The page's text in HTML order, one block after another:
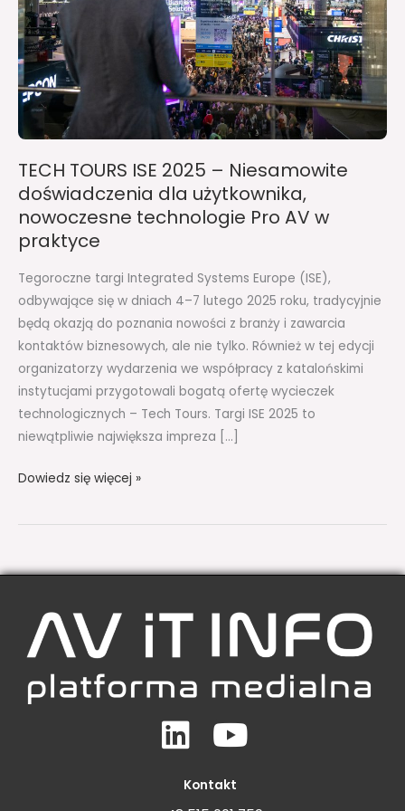
TECH TOURS ISE 2025 – Niesamowite
doświadczenia dla użytkownika,
nowoczesne technologie Pro AV w
praktyce
Tegoroczne targi Integrated Systems Europe (ISE),
odbywające się w dniach 4–7 lutego 2025 roku, tradycyjnie
będą okazją do poznania nowości z branży i zawarcia
kontaktów biznesowych, ale nie tylko. Również w tej edycji
organizatorzy wydarzenia we współpracy z katalońskimi
instytucjami przygotowali bogatą ofertę wycieczek
technologicznych – Tech Tours. Targi ISE 2025 to
niewątpliwie największa impreza […]
Niesamowite
doświadczenia
dla
użytkownika,
nowoczesne
technologie
AV
w
praktyce
Dowiedz się więcej »
LinkedinYoutube
Kontakt